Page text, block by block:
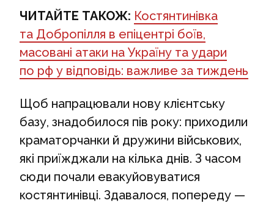
ЧИТАЙТЕ ТАКОЖ: Костянтинівка
та Добропілля в епіцентрі боїв,
масовані атаки на Україну та удари
по рф у відповідь: важливе за тиждень
Щоб напрацювали нову клієнтську
базу, знадобилося пів року: приходили
краматорчанки й дружини військових,
які приїжджали на кілька днів. З часом
сюди почали евакуйовуватися
костянтинівці. Здавалося, попереду —